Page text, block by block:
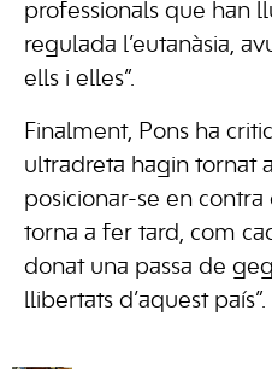
professionals que han
regulada l’eutanàsia,
ells i elles”.
Finalment, Pons ha
ultradreta hagin tornat
posicionar-se en contra
torna a fer tard, com
donat una passa de
llibertats d’aquest país”.